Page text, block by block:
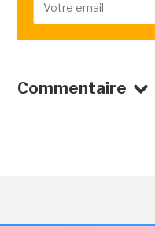
Commentaire